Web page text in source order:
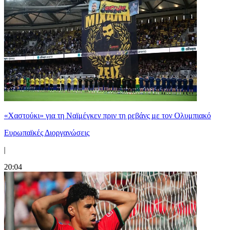
«Χαστούκι» για τη Ναϊμέγκεν πριν τη ρεβάνς με τον Ολυμπιακό
Ευρωπαϊκές Διοργανώσεις
|
20:04